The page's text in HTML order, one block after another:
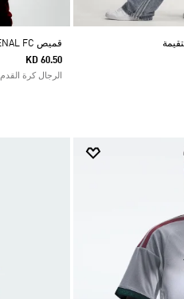
قميص ARSENAL FC الأساسي الأصلي لموسم 26/27
KD 60.50
الرجال كرة القدم